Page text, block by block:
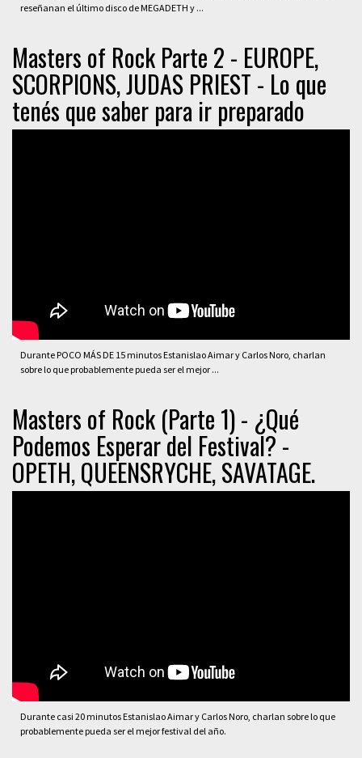
reseñanan el último disco de MEGADETH y ...
Masters of Rock Parte 2 - EUROPE,
SCORPIONS, JUDAS PRIEST - Lo que
tenés que saber para ir preparado
Durante POCO MÁS DE 15 minutos Estanislao Aimar y Carlos Noro, charlan
sobre lo que probablemente pueda ser el mejor ...
Masters of Rock (Parte 1) - ¿Qué
Podemos Esperar del Festival? -
OPETH, QUEENSRYCHE, SAVATAGE.
Durante casi 20 minutos Estanislao Aimar y Carlos Noro, charlan sobre lo que
probablemente pueda ser el mejor festival del año.